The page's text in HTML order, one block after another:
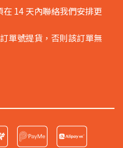
14 天內聯絡我們安排更
單號提貨，否則該訂單無